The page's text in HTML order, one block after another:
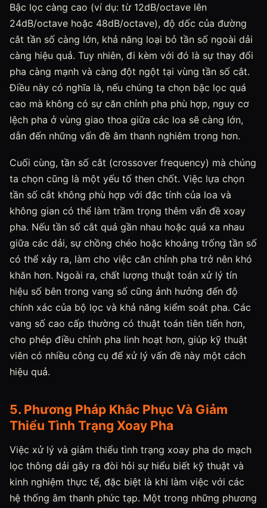
Bậc lọc càng cao (ví dụ: từ 12dB/octave lên
24dB/octave hoặc 48dB/octave), độ dốc của đường
cắt tần số càng lớn, khả năng loại bỏ tần số ngoài dải
càng hiệu quả. Tuy nhiên, đi kèm với đó là sự thay đổi
pha càng mạnh và càng đột ngột tại vùng tần số cắt.
Điều này có nghĩa là, nếu chúng ta chọn bậc lọc quá
cao mà không có sự căn chỉnh pha phù hợp, nguy cơ
lệch pha ở vùng giao thoa giữa các loa sẽ càng lớn,
dẫn đến những vấn đề âm thanh nghiêm trọng hơn.
Cuối cùng, tần số cắt (crossover frequency) mà chúng
ta chọn cũng là một yếu tố then chốt. Việc lựa chọn
tần số cắt không phù hợp với đặc tính của loa và
không gian có thể làm trầm trọng thêm vấn đề xoay
pha. Nếu tần số cắt quá gần nhau hoặc quá xa nhau
giữa các dải, sự chồng chéo hoặc khoảng trống tần số
có thể xảy ra, làm cho việc căn chỉnh pha trở nên khó
khăn hơn. Ngoài ra, chất lượng thuật toán xử lý tín
hiệu số bên trong vang số cũng ảnh hưởng đến độ
chính xác của bộ lọc và khả năng kiểm soát pha. Các
vang số cao cấp thường có thuật toán tiên tiến hơn,
cho phép điều chỉnh pha linh hoạt hơn, giúp kỹ thuật
viên có nhiều công cụ để xử lý vấn đề này một cách
hiệu quả.
5. Phương Pháp Khắc Phục Và Giảm
Thiểu Tình Trạng Xoay Pha
Việc xử lý và giảm thiểu tình trạng xoay pha do mạch
lọc thông dải gây ra đòi hỏi sự hiểu biết kỹ thuật và
kinh nghiệm thực tế, đặc biệt là khi làm việc với các
hệ thống âm thanh phức tạp. Một trong những phương